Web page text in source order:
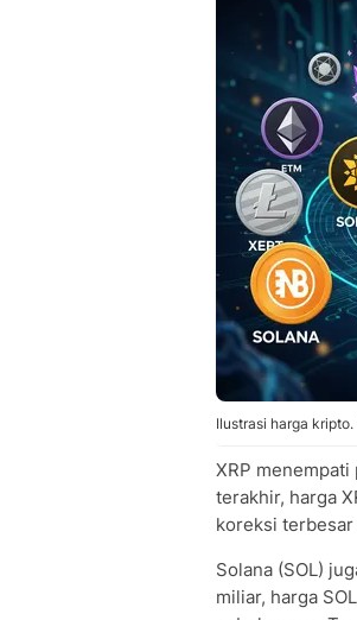
Ilustrasi harga kripto.
XRP
terakhir, harga
koreksi
Solana (SOL)
miliar, harga